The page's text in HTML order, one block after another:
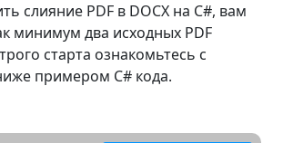
слияние PDF в DOCX на C#, вам
минимум два исходных PDF
старта ознакомьтесь с
примером C# кода.